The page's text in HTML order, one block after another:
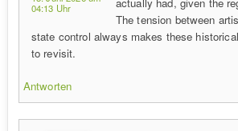
04:13 Uhr
The tension between
state control always makes these
to revisit.
Antworten